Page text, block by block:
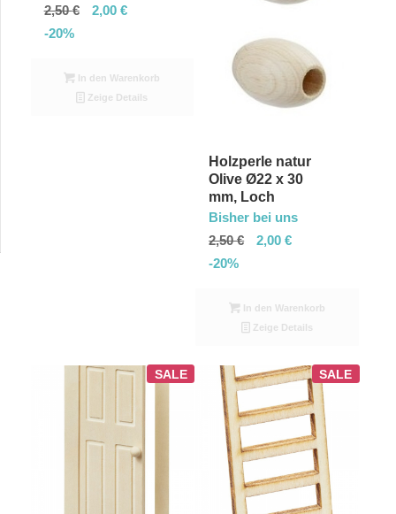
zu
2,50€ 2,00 €
-20%
In den Warenkorb
Zeige Details
Holzperle natur
Olive Ø22 x 30
mm, Loch
Bisher bei uns
2,50€ 2,00€
-20%
In den Warenkorb
Zeige Details
SALE SALE